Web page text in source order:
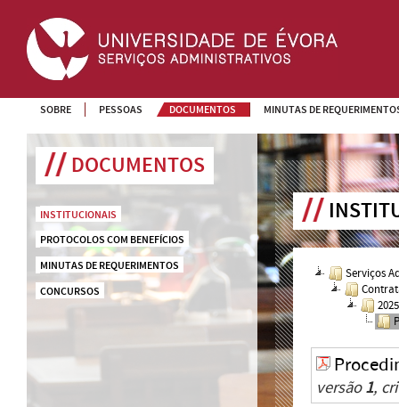
SOBRE PESSOAS DOCUMENTOS MINUTAS DE
DOCUMENTOS
INSTITUCIONAIS
PROTOCOLOS COM BENEFÍCIOS
MINUTAS DE REQUERIMENTOS
CONCURSOS
Serviços
2025
versão1,